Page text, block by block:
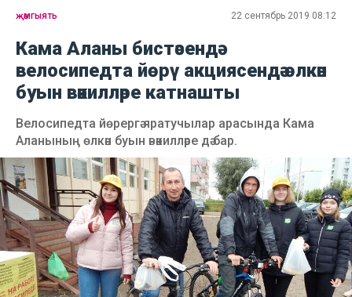
җәмгыять 22 сентябрь 2019 08:12
Кама Аланы бистәсендә
велосипедта йөрү акциясендә өлкән
буын вәкилләре катнашты
Велосипедта йөрергә яратучылар арасында Кама
Аланының өлкән буын вәкилләре дә бар.